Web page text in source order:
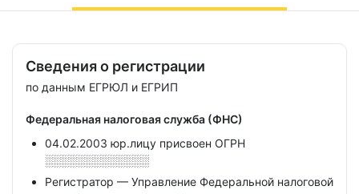
Сведения о регистрации
по данным ЕГРЮЛ и ЕГРИП
Федеральная налоговая служба (ФНС)
04.02.2003 юр.лицу присвоен ОГРН
░░░░░░░░░░░░░
Регистратор — Управление Федеральной налоговой